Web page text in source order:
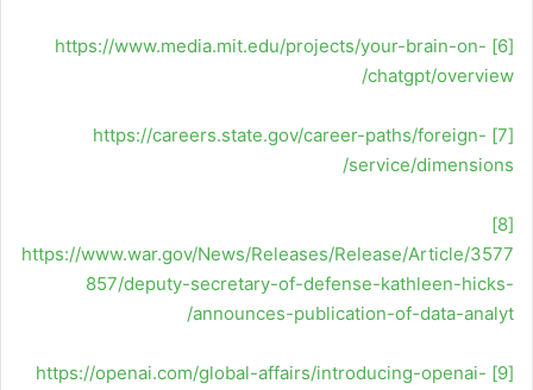
[6]
https://www.media.mit.edu/projects/your-brain-on-
chatgpt/overview/
[7]
https://careers.state.gov/career-paths/foreign-
service/dimensions/
[8]
https://www.war.gov/News/Releases/Release/Article/3577
857/deputy-secretary-of-defense-kathleen-hicks-
announces-publication-of-data-analyt/
[9]
https://openai.com/global-affairs/introducing-openai-